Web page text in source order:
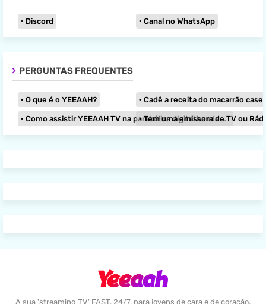
Discord Canal no WhatsApp
PERGUNTAS FREQUENTES
O que é o YEEAAH? Cadê a receita do macarrão caseiro
Como assistir YEEAAH TV na parabólica digital banda KU?
Tem uma emissora de TV ou Rádio
A sua 'streaming TV' FAST, 24/7, para jovens de cara e de coração,